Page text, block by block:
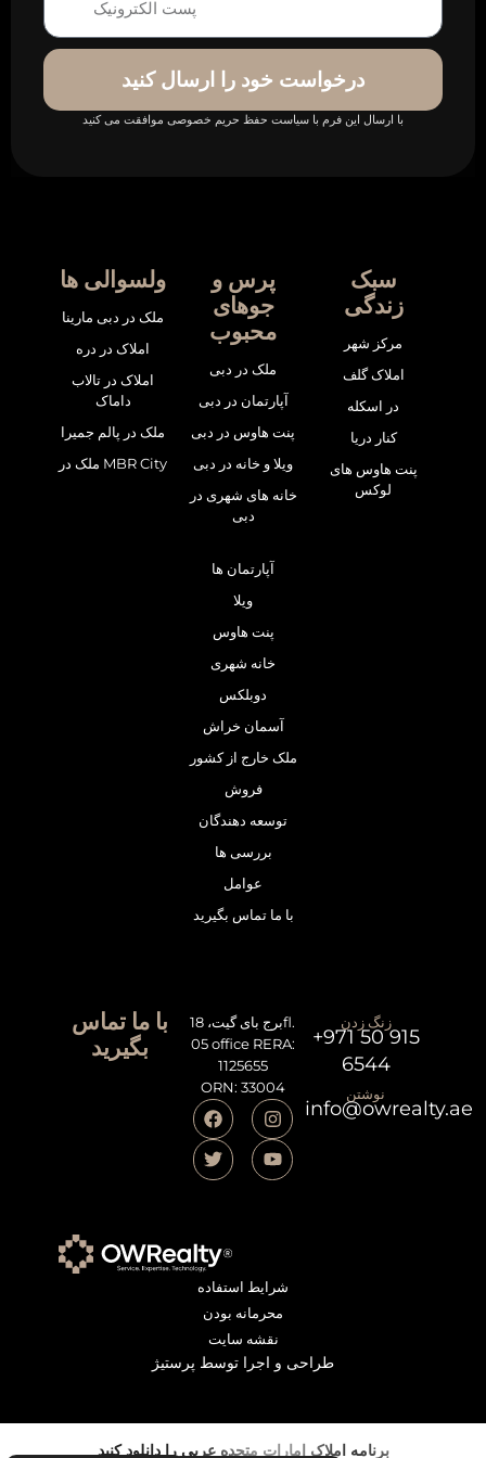
درخواست خود را ارسال کنید
با ارسال این فرم با سیاست حفظ حریم خصوصی موافقت می کنید
ولسوالی ها
ملک در دبی مارینا
املاک در دره
املاک در تالاب
داماک
ملک در پالم جمیرا
ملک در MBR City
پرس و
جوهای
محبوب
ملک در دبی
آپارتمان در دبی
پنت هاوس در دبی
ویلا و خانه در دبی
خانه های شهری در
دبی
سبک
زندگی
مرکز شهر
املاک گلف
در اسکله
کنار دریا
پنت هاوس های
لوکس
آپارتمان ها
ویلا
پنت هاوس
خانه شهری
دوبلکس
آسمان خراش
ملک خارج از کشور
فروش
توسعه دهندگان
بررسی ها
عوامل
با ما تماس بگیرید
با ما تماس
بگیرید
برج بای گیت، 18fl.
05 office RERA:
1125655
ORN: 33004
زنگ زدن
+971 50 915
6544
نوشتن
info@owrealty.ae
شرایط استفاده
محرمانه بودن
نقشه سایت
طراحی و اجرا توسط پرستیژ
برنامه املاک امارات متحده عربی را دانلود کنید